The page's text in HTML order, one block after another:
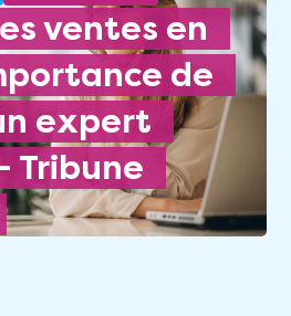
de
expert
Tribune